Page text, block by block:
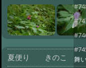
夏便り きのこ
舞